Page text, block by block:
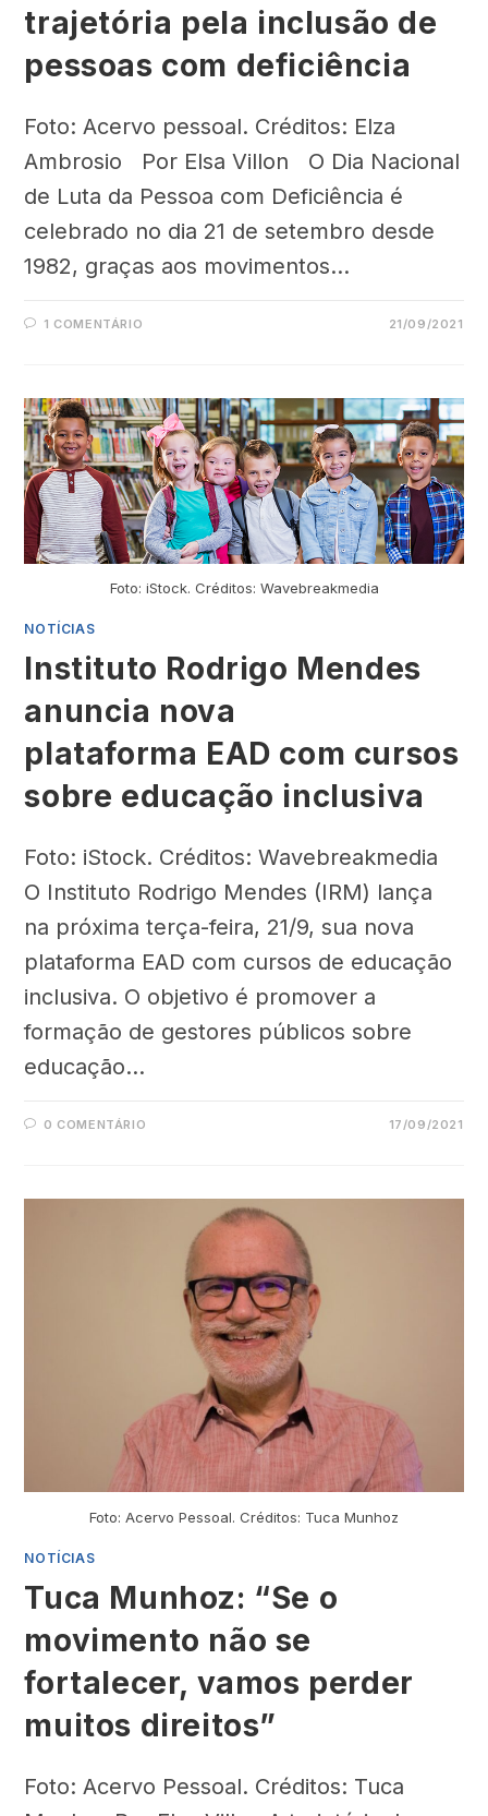
trajetória pela inclusão de
pessoas com deficiência
Foto: Acervo pessoal. Créditos: Elza
Ambrosio Por Elsa Villon O Dia Nacional
de Luta da Pessoa com Deficiência é
celebrado no dia 21 de setembro desde
1982, graças aos movimentos…
1 COMENTÁRIO 21/09/2021
Foto: iStock. Créditos: Wavebreakmedia
NOTÍCIAS
Instituto Rodrigo Mendes
anuncia nova
plataforma EAD com cursos
sobre educação inclusiva
Foto: iStock. Créditos: Wavebreakmedia
O Instituto Rodrigo Mendes (IRM) lança
na próxima terça-feira, 21/9, sua nova
plataforma EAD com cursos de educação
inclusiva. O objetivo é promover a
formação de gestores públicos sobre
educação…
0 COMENTÁRIO 17/09/2021
Foto: Acervo Pessoal. Créditos: Tuca Munhoz
NOTÍCIAS
Tuca Munhoz: “Se o
movimento não se
fortalecer, vamos perder
muitos direitos”
Foto: Acervo Pessoal. Créditos: Tuca